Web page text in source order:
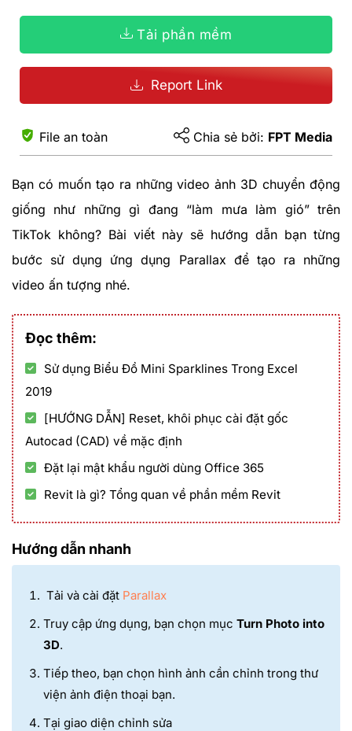
Tải phần mềm
Report Link
File an toàn Chia sẻ bởi: FPT Media
Bạn có muốn tạo ra những video ảnh 3D chuyển động
giống như những gì đang “làm mưa làm gió” trên
TikTok không? Bài viết này sẽ hướng dẫn bạn từng
bước sử dụng ứng dụng Parallax để tạo ra những
video ấn tượng nhé.
Đọc thêm:
Sử dụng Biểu Đồ Mini Sparklines Trong Excel
2019
[HƯỚNG DẪN] Reset, khôi phục cài đặt gốc
Autocad (CAD) về mặc định
Đặt lại mật khẩu người dùng Office 365
Revit là gì? Tổng quan về phần mềm Revit
Hướng dẫn nhanh
Tải và cài đặt Parallax
Truy cập ứng dụng, bạn chọn mục Turn Photo into
3D.
Tiếp theo, bạn chọn hình ảnh cần chỉnh trong thư
viện ảnh điện thoại bạn.
Tại giao diện chỉnh sửa